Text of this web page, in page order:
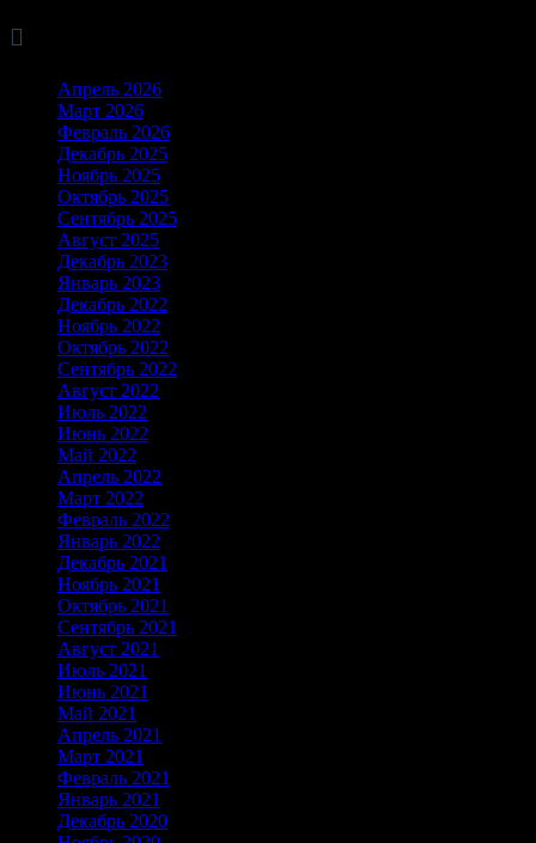

Апрель 2026
Март 2026
Февраль 2026
Декабрь 2025
Ноябрь 2025
Октябрь 2025
Сентябрь 2025
Август 2025
Декабрь 2023
Январь 2023
Декабрь 2022
Ноябрь 2022
Октябрь 2022
Сентябрь 2022
Август 2022
Июль 2022
Июнь 2022
Май 2022
Апрель 2022
Март 2022
Февраль 2022
Январь 2022
Декабрь 2021
Ноябрь 2021
Октябрь 2021
Сентябрь 2021
Август 2021
Июль 2021
Июнь 2021
Май 2021
Апрель 2021
Март 2021
Февраль 2021
Январь 2021
Декабрь 2020